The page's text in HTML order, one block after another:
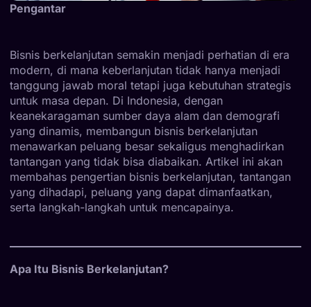
Pengantar
Bisnis berkelanjutan semakin menjadi perhatian di era
modern, di mana keberlanjutan tidak hanya menjadi
tanggung jawab moral tetapi juga kebutuhan strategis
untuk masa depan. Di Indonesia, dengan
keanekaragaman sumber daya alam dan demografi
yang dinamis, membangun bisnis berkelanjutan
menawarkan peluang besar sekaligus menghadirkan
tantangan yang tidak bisa diabaikan. Artikel ini akan
membahas pengertian bisnis berkelanjutan, tantangan
yang dihadapi, peluang yang dapat dimanfaatkan,
serta langkah-langkah untuk mencapainya.
Apa Itu Bisnis Berkelanjutan?